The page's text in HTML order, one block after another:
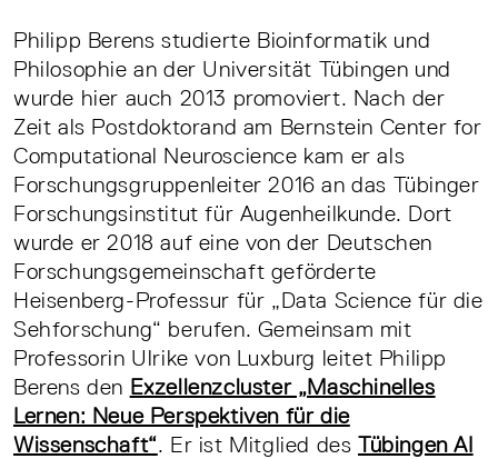
Philipp Berens studierte Bioinformatik und
Philosophie an der Universität Tübingen und
wurde hier auch 2013 promoviert. Nach der
Zeit als Postdoktorand am Bernstein Center for
Computational Neuroscience kam er als
Forschungsgruppenleiter 2016 an das Tübinger
Forschungsinstitut für Augenheilkunde. Dort
wurde er 2018 auf eine von der Deutschen
Forschungsgemeinschaft geförderte
Heisenberg-Professur für „Data Science für die
Sehforschung“ berufen. Gemeinsam mit
Professorin Ulrike von Luxburg leitet Philipp
Berens den Exzellenzcluster „Maschinelles
Lernen: Neue Perspektiven für die
Wissenschaft“. Er ist Mitglied desTübingen AI